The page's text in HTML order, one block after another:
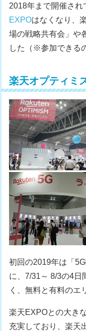
2018年まで開催さ
EXPOはなくなり、
場の戦略共有会」や
した（※参加できる
楽天オプティミ
初回の2019年は「
に、7/31～ 8/3の4日
く、無料と有料のエ
楽天EXPOとの大き
充実しており、楽天